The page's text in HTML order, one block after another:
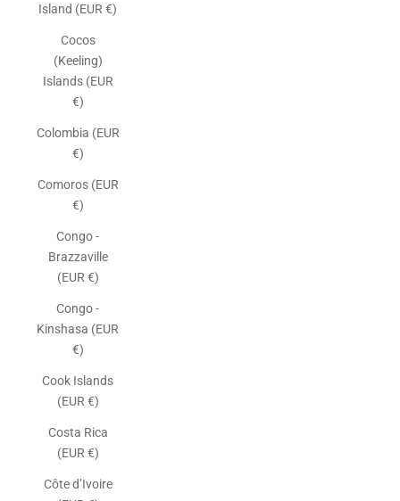
Island (EUR €)
Cocos
(Keeling)
Islands (EUR
€)
Colombia (EUR
€)
Comoros (EUR
€)
Congo -
Brazzaville
(EUR €)
Congo -
Kinshasa (EUR
€)
Cook Islands
(EUR €)
Costa Rica
(EUR €)
Côte d’Ivoire